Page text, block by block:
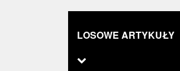
LOSOWE ARTYKUŁY